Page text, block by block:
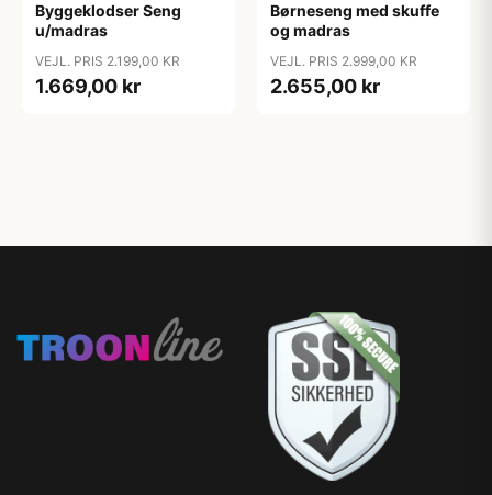
Byggeklodser Seng
u/madras
VEJL. PRIS 2.199,00 KR
1.669,00 kr
Børneseng med skuffe
og madras
VEJL. PRIS 2.999,00 KR
2.655,00 kr